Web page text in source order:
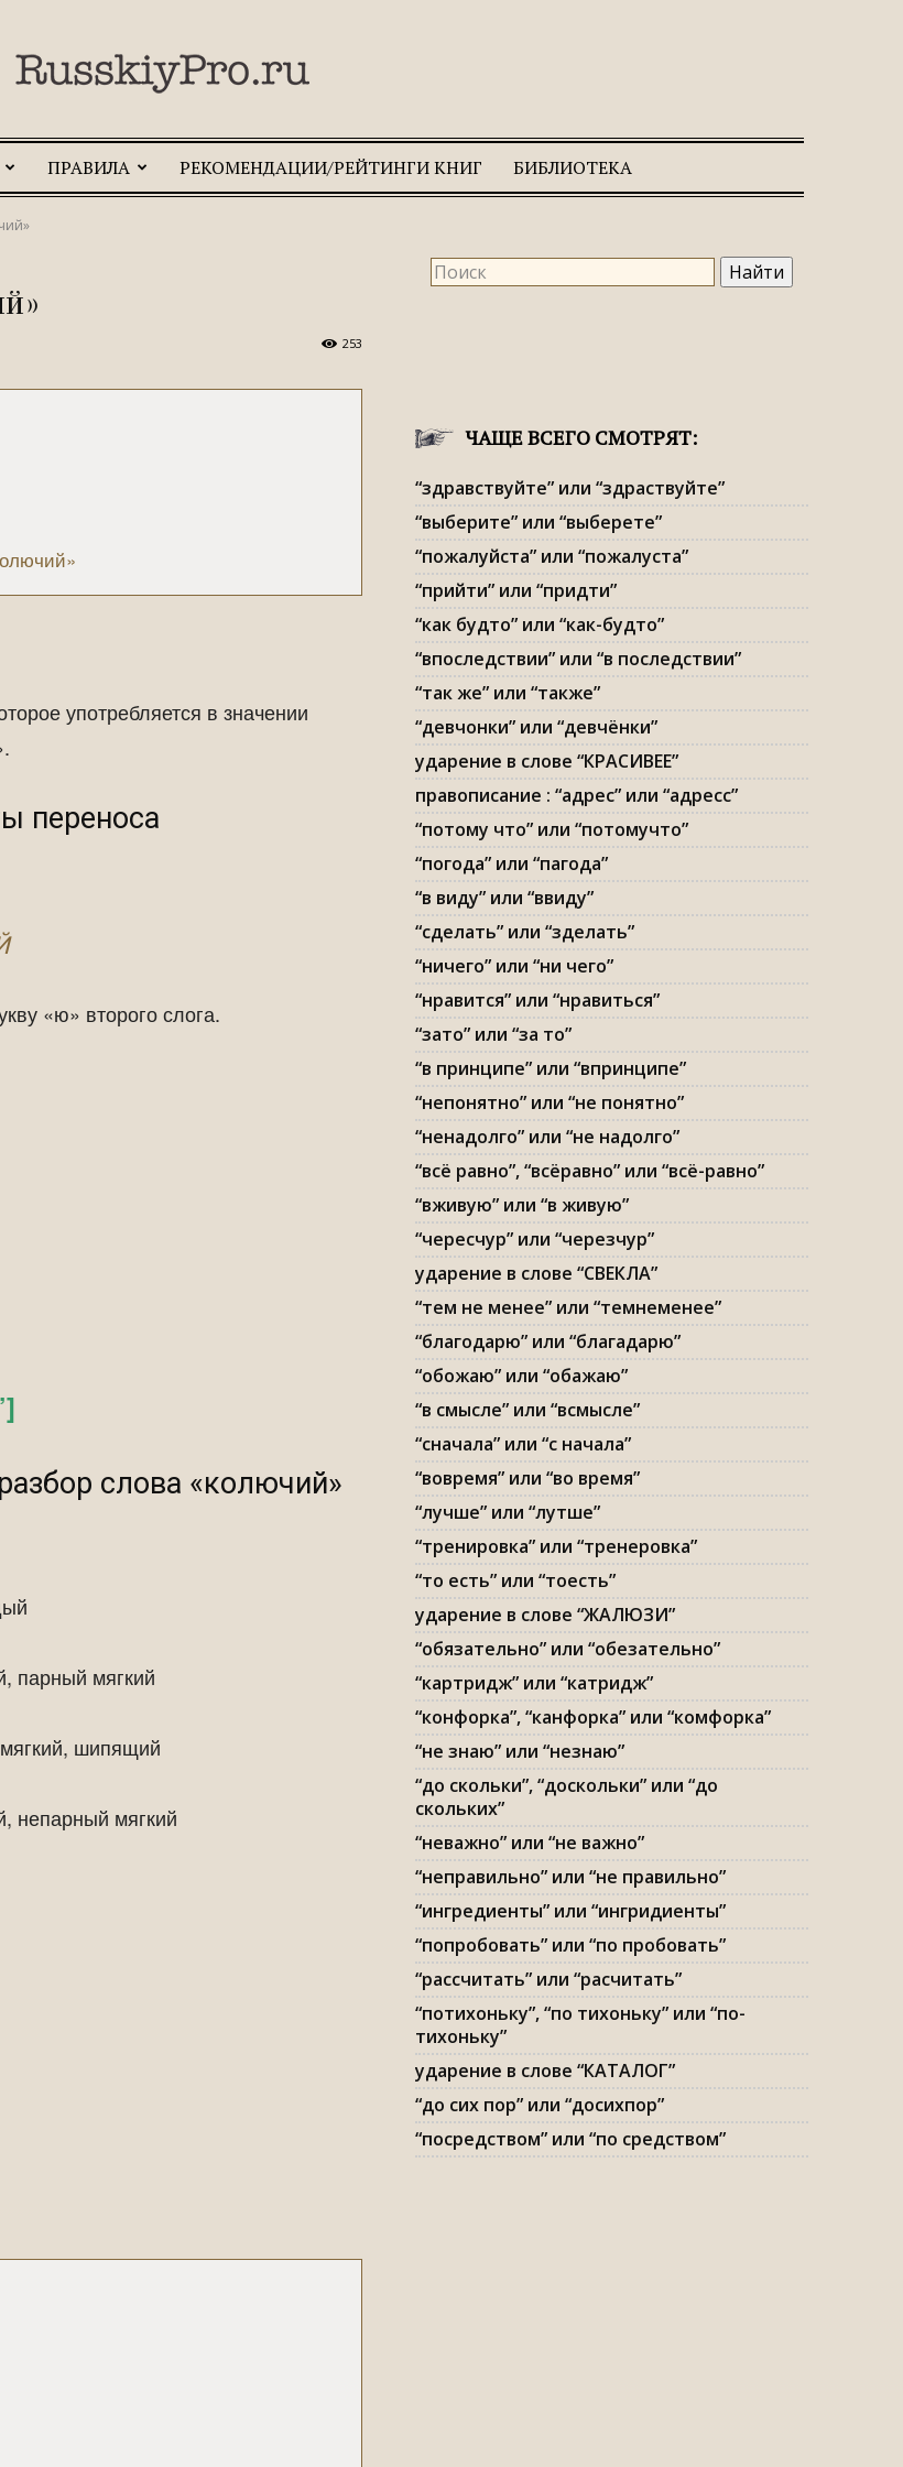
RusskiyPro.ru
ПРАВИЛА РЕКОМЕНДАЦИИ/РЕЙТИНГИ КНИГ БИБЛИОТЕКА
253
употребляется в значении
переноса
«ю» второго слога.
слова «колючий»
парный мягкий
шипящий
непарный мягкий
ЧАЩЕ ВСЕГО СМОТРЯТ:
“здравствуйте” или “здраствуйте”
“выберите” или “выберете”
“пожалуйста” или “пожалуста”
“прийти” или “придти”
“как будто” или “как-будто”
“впоследствии” или “в последствии”
“так же” или “также”
“девчонки” или “девчёнки”
ударение в слове “КРАСИВЕЕ”
правописание : “адрес” или “адресс”
“потому что” или “потомучто”
“погода” или “пагода”
“в виду” или “ввиду”
“сделать” или “зделать”
“ничего” или “ни чего”
“нравится” или “нравиться”
“зато” или “за то”
“в принципе” или “впринципе”
“непонятно” или “не понятно”
“ненадолго” или “не надолго”
“всё равно”, “всёравно” или “всё-равно”
“вживую” или “в живую”
“чересчур” или “черезчур”
ударение в слове “СВЕКЛА”
“тем не менее” или “темнеменее”
“благодарю” или “благадарю”
“обожаю” или “обажаю”
“в смысле” или “всмысле”
“сначала” или “с начала”
“вовремя” или “во время”
“лучше” или “лутше”
“тренировка” или “тренеровка”
“то есть” или “тоесть”
ударение в слове “ЖАЛЮЗИ”
“обязательно” или “обезательно”
“картридж” или “катридж”
“конфорка”, “канфорка” или “комфорка”
“не знаю” или “незнаю”
“до скольки”, “доскольки” или “до
скольких”
“неважно” или “не важно”
“неправильно” или “не правильно”
“ингредиенты” или “ингридиенты”
“попробовать” или “по пробовать”
“рассчитать” или “расчитать”
“потихоньку”, “по тихоньку” или “по-
тихоньку”
ударение в слове “КАТАЛОГ”
“до сих пор” или “досихпор”
“посредством” или “по средством”